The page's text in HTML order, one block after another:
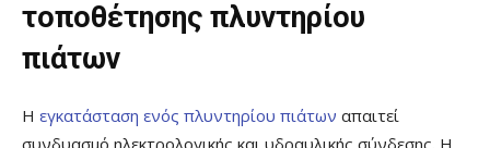
τοποθέτησης πλυντηρίου
πιάτων
Η εγκατάσταση ενός πλυντηρίου πιάτων απαιτεί
συνδυασμό ηλεκτρολογικής και υδραυλικής σύνδεσης. Η